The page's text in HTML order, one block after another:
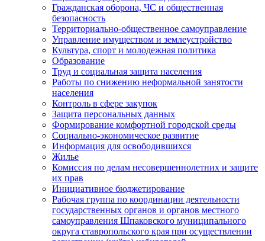
Гражданская оборона, ЧС и общественная
безопасность
Территориально-общественное самоуправление
Управление имуществом и землеустройство
Культура, спорт и молодежная политика
Образование
Труд и социальная защита населения
Работы по снижению неформальной занятости
населения
Контроль в сфере закупок
Защита персональных данных
Формирование комфортной городской среды
Социально-экономическое развитие
Информация для освободившихся
Жилье
Комиссия по делам несовершеннолетних и защите
их прав
Инициативное бюджетирование
Рабочая группа по координации деятельности
государственных органов и органов местного
самоуправления Шпаковского муниципального
округа ставропольского края при осуществлении